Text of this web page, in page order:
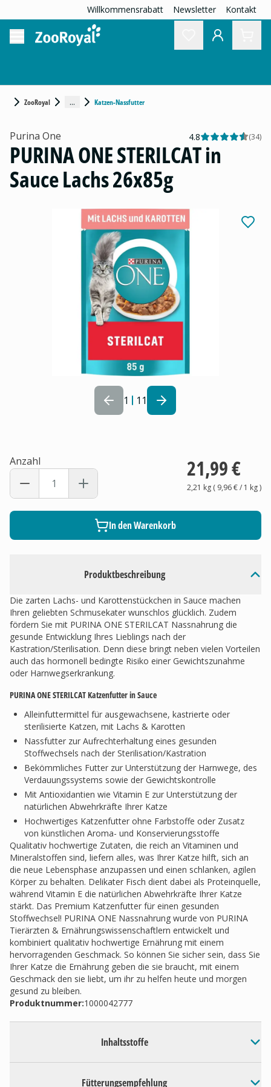
Willkommensrabatt Newsletter Kontakt
ZooRoyal ... Katzen-Nassfutter
1 11
Produktbeschreibung
Die zarten Lachs- und Karottenstückchen in Sauce machen
Ihren geliebten Schmusekater wunschlos glücklich. Zudem
fördern Sie mit PURINA ONE STERILCAT Nassnahrung die
gesunde Entwicklung Ihres Lieblings nach der
Kastration/Sterilisation. Denn diese bringt neben vielen Vorteilen
auch das hormonell bedingte Risiko einer Gewichtszunahme
oder Harnwegserkrankung.
PURINA ONE STERILCAT Katzenfutter in Sauce
Alleinfuttermittel für ausgewachsene, kastrierte oder
sterilisierte Katzen, mit Lachs & Karotten
Nassfutter zur Aufrechterhaltung eines gesunden
Stoffwechsels nach der Sterilisation/Kastration
Bekömmliches Futter zur Unterstützung der Harnwege, des
Verdauungssystems sowie der Gewichtskontrolle
Mit Antioxidantien wie Vitamin E zur Unterstützung der
natürlichen Abwehrkräfte Ihrer Katze
Hochwertiges Katzenfutter ohne Farbstoffe oder Zusatz
von künstlichen Aroma- und Konservierungsstoffe
Qualitativ hochwertige Zutaten, die reich an Vitaminen und
Mineralstoffen sind, liefern alles, was Ihrer Katze hilft, sich an
die neue Lebensphase anzupassen und einen schlanken, agilen
Körper zu behalten. Delikater Fisch dient dabei als Proteinquelle,
während Vitamin E die natürlichen Abwehrkräfte Ihrer Katze
stärkt. Das Premium Katzenfutter für einen gesunden
Stoffwechsel! PURINA ONE Nassnahrung wurde von PURINA
Tierärzten & Ernährungswissenschaftlern entwickelt und
kombiniert qualitativ hochwertige Ernährung mit einem
hervorragenden Geschmack. So können Sie sicher sein, dass Sie
Ihrer Katze die Ernährung geben die sie braucht, mit einem
Geschmack den sie liebt, um ihr zu helfen heute und morgen
gesund zu bleiben.
Produktnummer:1000042777
Inhaltsstoffe
Fütterungsempfehlung
Purina One 4.8 (34)
PURINA ONE STERILCAT in
Sauce Lachs 26x85g
Anzahl 21,99 €
2,21 kg( 9,96 €/ 1 kg)
In den Warenkorb